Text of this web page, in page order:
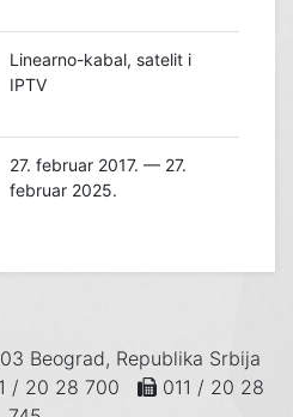
Linearno-kabal, satelit i
IPTV
27. februar 2017. — 27.
februar 2025.
Beograd, Republika Srbija
/ 20 28 700
011 / 20 28